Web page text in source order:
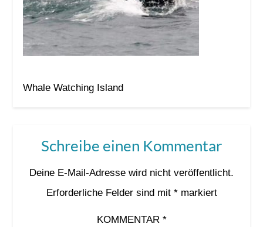
Whale Watching Island
Schreibe einen Kommentar
Deine E-Mail-Adresse wird nicht veröffentlicht.
Erforderliche Felder sind mit *markiert
KOMMENTAR *